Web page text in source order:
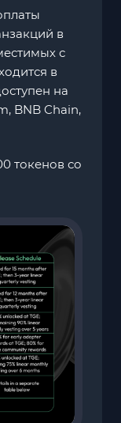
в
с
в
на
BNB Chain,
токенов со